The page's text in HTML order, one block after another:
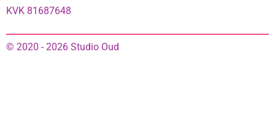
KVK 81687648
© 2020 - 2026 Studio Oud